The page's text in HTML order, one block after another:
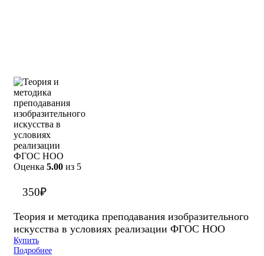
Оценка 5.00 из 5
350₽
Теория и методика преподавания изобразительного
искусства в условиях реализации ФГОС НОО
Купить
Подробнее